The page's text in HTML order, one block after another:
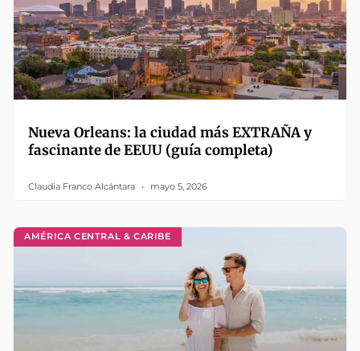
Nueva Orleans: la ciudad más EXTRAÑA y
fascinante de EEUU (guía completa)
Claudia Franco Alcántara mayo 5, 2026
AMÉRICA CENTRAL & CARIBE